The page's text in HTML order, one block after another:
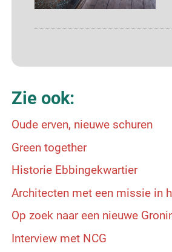
Zie ook:
Oude erven, nieuwe schuren
Green together
Historie Ebbingekwartier
Architecten met een missie in
Op zoek naar een nieuwe
Interview met NCG